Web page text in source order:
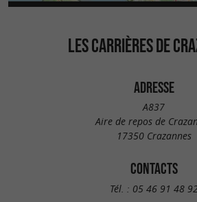
LES CARRIÈRES DE
ADRESSE
A837
Aire de repos de
17350 Crazannes
CONTACTS
Tél. : 05 46 91 48